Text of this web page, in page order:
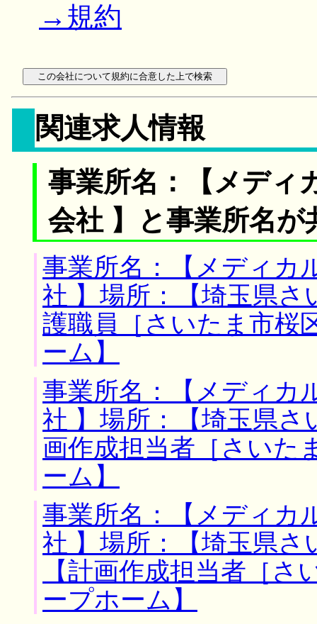
→規約
関連求人情報
事業所名：【メデ
会社 】と事業所名が
事業所名：【メディ
社 】場所：【埼玉県さ
護職員［さいたま市桜
ーム】
事業所名：【メディ
社 】場所：【埼玉県さ
画作成担当者［さいた
ーム】
事業所名：【メディ
社 】場所：【埼玉県さ
【計画作成担当者［
ープホーム】